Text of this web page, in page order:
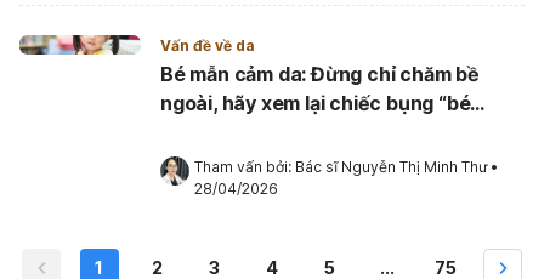
Vấn đề về da
Bé mẫn cảm da: Đừng chỉ chăm bề
ngoài, hãy xem lại chiếc bụng “bé
Tham vấn bởi: Bác sĩ Nguyễn Thị Minh Thư •
28/04/2026
1 2 3 4 5 ... 75